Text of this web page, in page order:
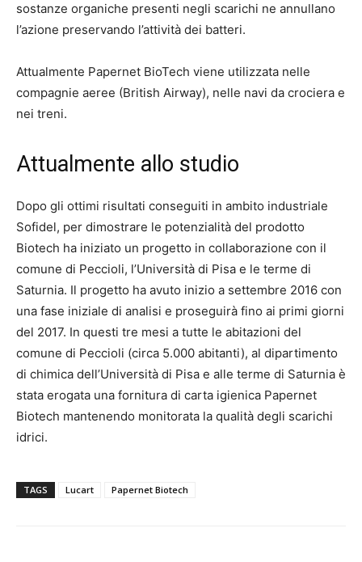
sostanze organiche presenti negli scarichi ne annullano
l’azione preservando l’attività dei batteri.
Attualmente Papernet BioTech viene utilizzata nelle
compagnie aeree (British Airway), nelle navi da crociera e
nei treni.
Attualmente allo studio
Dopo gli ottimi risultati conseguiti in ambito industriale
Sofidel, per dimostrare le potenzialità del prodotto
Biotech ha iniziato un progetto in collaborazione con il
comune di Peccioli, l’Università di Pisa e le terme di
Saturnia. Il progetto ha avuto inizio a settembre 2016 con
una fase iniziale di analisi e proseguirà fino ai primi giorni
del 2017. In questi tre mesi a tutte le abitazioni del
comune di Peccioli (circa 5.000 abitanti), al dipartimento
di chimica dell’Università di Pisa e alle terme di Saturnia è
stata erogata una fornitura di carta igienica Papernet
Biotech mantenendo monitorata la qualità degli scarichi
idrici.
TAGS Lucart Papernet Biotech